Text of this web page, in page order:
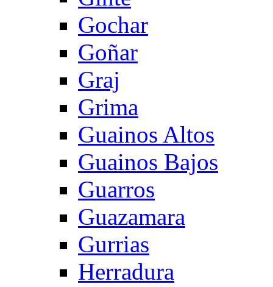
Gochar
Goñar
Graj
Grima
Guainos Altos
Guainos Bajos
Guarros
Guazamara
Gurrias
Herradura